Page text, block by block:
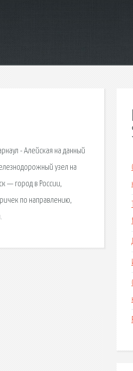
- Алейская на данный
узел на
— город в России,
по направлению,